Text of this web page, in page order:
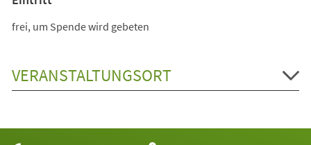
frei, um Spende wird gebeten
VERANSTALTUNGSORT